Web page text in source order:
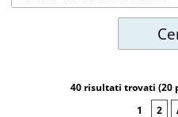
Centro
40 risultati trovati (20
1
2